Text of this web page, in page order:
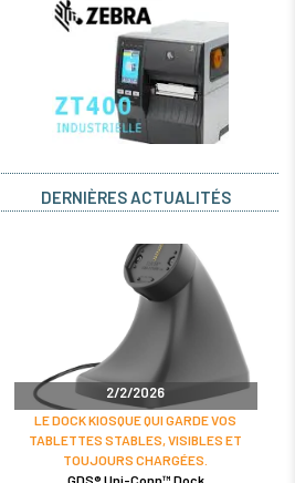
DERNIÈRES ACTUALITÉS
2/2/2026
LE DOCK KIOSQUE QUI GARDE VOS
TABLETTES STABLES, VISIBLES ET
TOUJOURS CHARGÉES.
GDS® Uni-Conn™ Dock